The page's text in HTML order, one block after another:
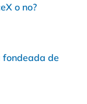
o no?
fondeada de